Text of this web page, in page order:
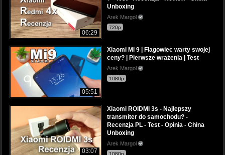
06:29
Unboxing
Arek Margol
720p
05:51
Xiaomi Mi 9 | Flagowiec warty swojej
ceny? | Pierwsze wrażenia | Test
Arek Margol
1080p
03:07
Xiaomi ROIDMI 3s - Najlepszy
transmiter do samochodu? -
Recenzja PL - Test - Opinia - China
Unboxing
Arek Margol
1080p